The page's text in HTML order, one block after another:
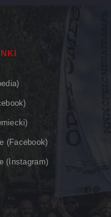
(Facebook)
(Instagram)